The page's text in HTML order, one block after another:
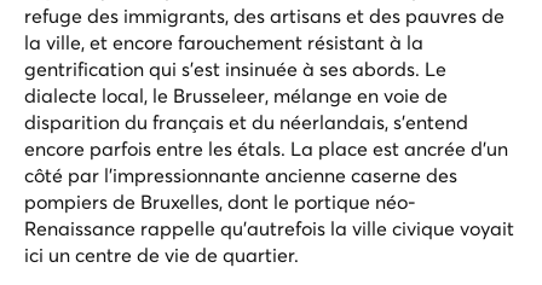
refuge des immigrants, des artisans et des pauvres de
la ville, et encore farouchement résistant à la
gentrification qui s'est insinuée à ses abords. Le
dialecte local, le Brusseleer, mélange en voie de
disparition du français et du néerlandais, s'entend
encore parfois entre les étals. La place est ancrée d'un
côté par l'impressionnante ancienne caserne des
pompiers de Bruxelles, dont le portique néo-
Renaissance rappelle qu'autrefois la ville civique voyait
ici un centre de vie de quartier.